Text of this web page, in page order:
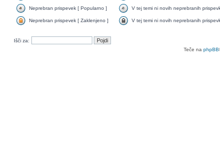
Neprebran prispevek [ Popularno ] V tej temi ni novih neprebranih
Neprebran prispevek [ Zaklenjeno ] V tej temi ni novih neprebranih
Išči za:
Teče na phpBB